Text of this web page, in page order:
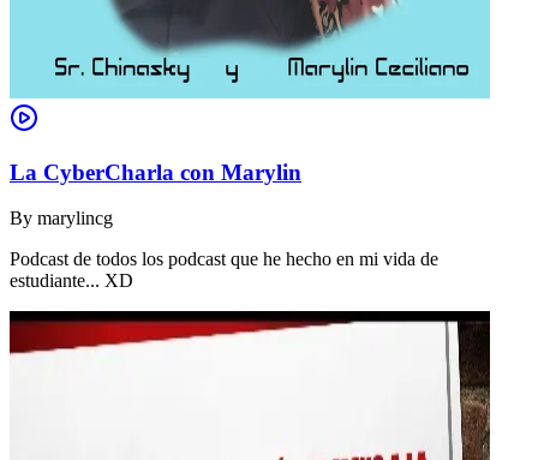
La CyberCharla con Marylin
By marylincg
Podcast de todos los podcast que he hecho en mi vida de
estudiante... XD